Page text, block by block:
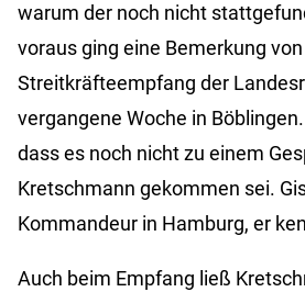
warum der noch nicht
voraus ging eine Bemerkung
Streitkräfteempfang der
vergangene Woche in
dass es noch nicht zu einem
Kretschmann gekommen sei.
Kommandeur in Hamburg, er
Auch beim Empfang ließ